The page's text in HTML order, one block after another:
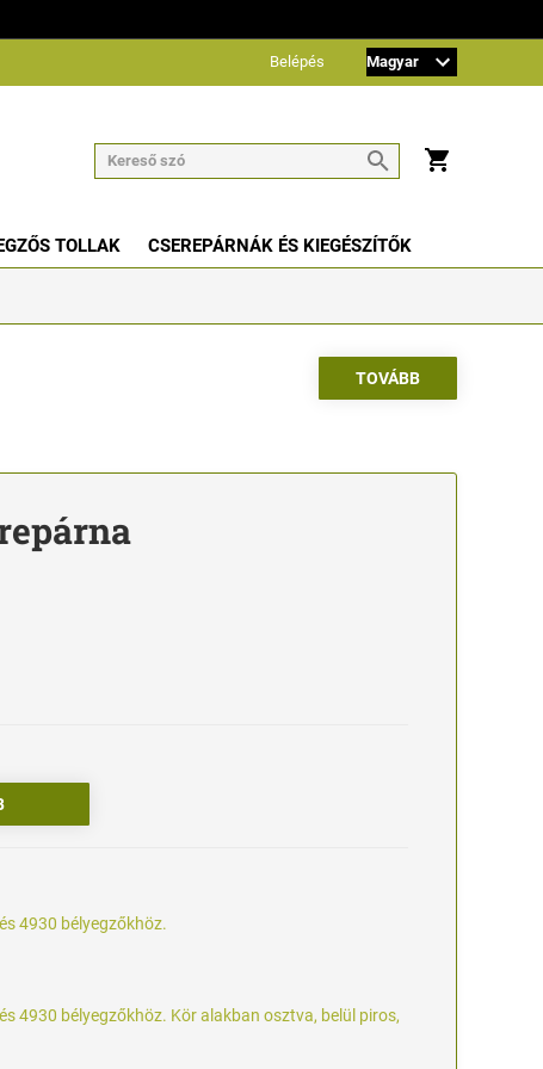
Belépés
TOLLAK CSEREPÁRNÁK ÉS KIEGÉSZÍTŐK
4930 bélyegzőkhöz.
4930 bélyegzőkhöz. Kör alakban osztva, belül piros,